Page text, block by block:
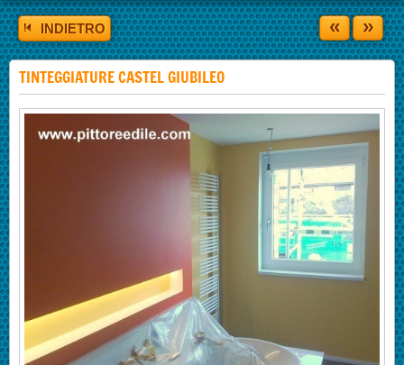
INDIETRO « »
TINTEGGIATURE CASTEL GIUBILEO